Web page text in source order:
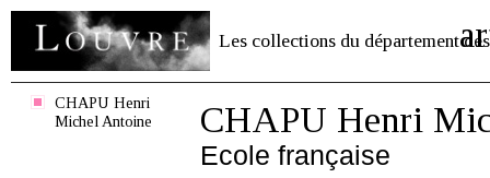
Les collections du département des
CHAPU Henri
Michel Antoine
CHAPU Henri
Ecole française